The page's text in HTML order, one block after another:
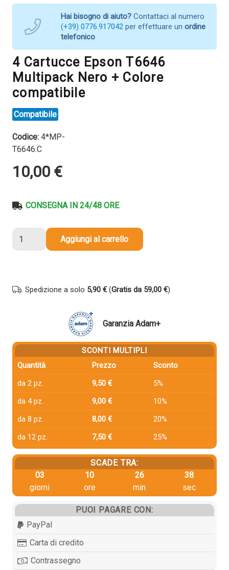
Hai bisogno di aiuto? Contattaci al numero
(+39) 0776.917042 per effettuare un ordine
telefonico
4 Cartucce Epson T6646
Multipack Nero + Colore
compatibile
Compatibile
Codice: 4*MP-
T6646.C
10,00 €
CONSEGNA IN 24/48 ORE
Nero
quantità
Aggiungi al carrello
Spedizione a solo 5,90 € (Gratis da 59,00 €)
Garanzia Adam+
SCONTI MULTIPLI
Quantità
Prezzo
Sconto
da 2 pz.
9,50 €
5%
da 4 pz.
9,00 €
10%
da 8 pz.
8,00 €
20%
da 12 pz.
7,50 € 25%
SCADE TRA:
03
giorni
10
ore
26
min
38
sec
PUOI PAGARE CON:
PayPal
Carta di credito
Contrassegno